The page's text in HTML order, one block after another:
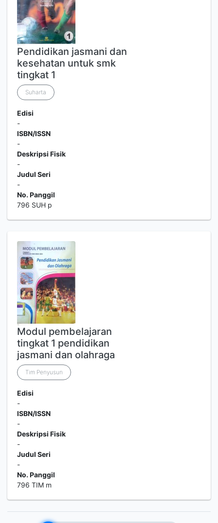
Pendidikan jasmani dan
kesehatan untuk smk
tingkat 1
Suharta
Edisi
-
ISBN/ISSN
-
Deskripsi Fisik
-
Judul Seri
-
No. Panggil
796 SUH p
Modul pembelajaran
tingkat 1 pendidikan
jasmani dan olahraga
Tim Penyusun
Edisi
-
ISBN/ISSN
-
Deskripsi Fisik
-
Judul Seri
-
No. Panggil
796 TIM m